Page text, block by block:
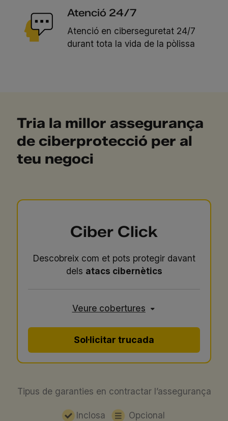
Atenció 24/7
Atenció en ciberseguretat 24/7
durant tota la vida de la pòlissa
Tria la millor assegurança
de ciberprotecció per al
teu negoci
Ciber Click
Descobreix com et pots protegir davant
dels atacs cibernètics
Veure cobertures
Sol·licitar trucada
Tipus de garanties en contractar l’assegurança
Inclosa Opcional